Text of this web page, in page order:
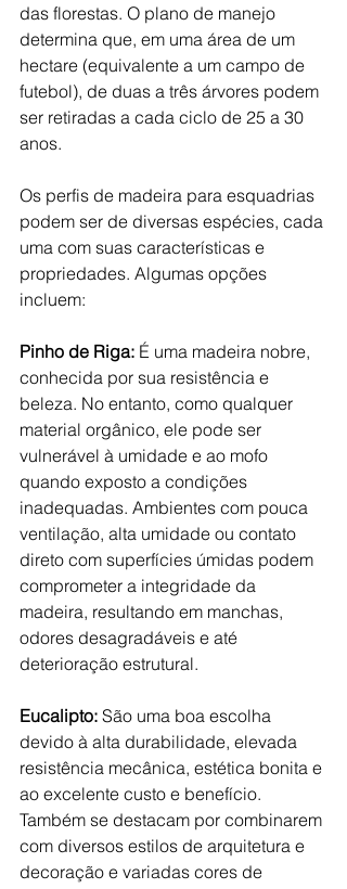
das florestas. O plano de manejo
determina que, em uma área de um
hectare (equivalente a um campo de
futebol), de duas a três árvores podem
ser retiradas a cada ciclo de 25 a 30
anos.
Os perfis de madeira para esquadrias
podem ser de diversas espécies, cada
uma com suas características e
propriedades. Algumas opções
incluem:
Pinho de Riga: É uma madeira nobre,
conhecida por sua resistência e
beleza. No entanto, como qualquer
material orgânico, ele pode ser
vulnerável à umidade e ao mofo
quando exposto a condições
inadequadas. Ambientes com pouca
ventilação, alta umidade ou contato
direto com superfícies úmidas podem
comprometer a integridade da
madeira, resultando em manchas,
odores desagradáveis e até
deterioração estrutural.
Eucalipto: São uma boa escolha
devido à alta durabilidade, elevada
resistência mecânica, estética bonita e
ao excelente custo e benefício.
Também se destacam por combinarem
com diversos estilos de arquitetura e
decoração e variadas cores de